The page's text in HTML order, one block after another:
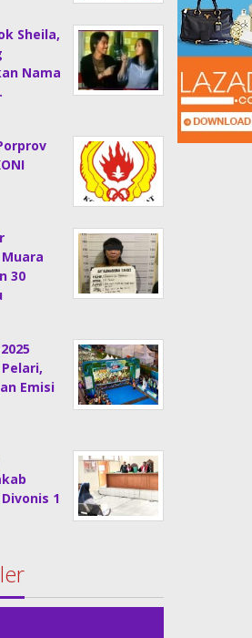
Sheila,
Nama
30
Emisi
1